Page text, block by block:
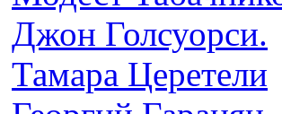
Джон Голсуорси.
Тамара Церетели